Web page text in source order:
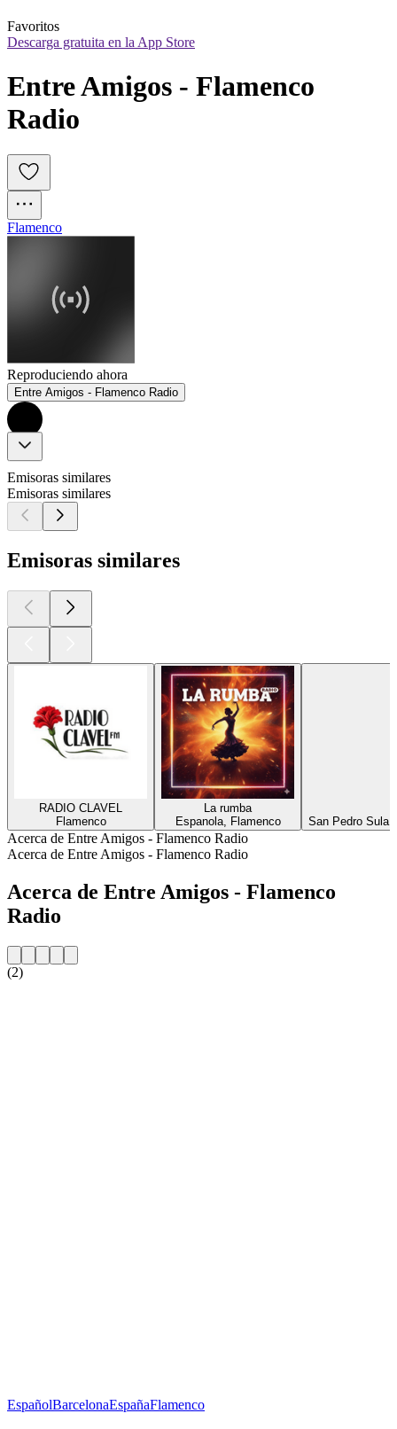
Favoritos
Descarga gratuita en la App Store
Entre Amigos - Flamenco
Radio
Flamenco
Reproduciendo ahora
Entre Amigos - Flamenco Radio
Emisoras similares
Emisoras similares
Emisoras similares
RADIO CLAVEL
Flamenco
La rumba
Espanola, Flamenco
San Pedro
Acerca de Entre Amigos - Flamenco Radio
Acerca de Entre Amigos - Flamenco Radio
Acerca de Entre Amigos - Flamenco
Radio
(2)
EspañolBarcelonaEspañaFlamenco